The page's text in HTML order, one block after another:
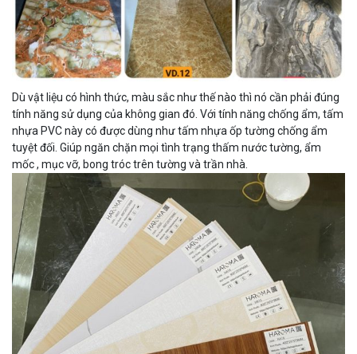
Dù vật liệu có hình thức, màu sắc như thế nào thì nó cần phải đúng
tính năng sử dụng của không gian đó. Với tính năng chống ẩm, tấm
nhựa PVC này có được dùng như tấm nhựa ốp tường chống ẩm
tuyệt đối. Giúp ngăn chặn mọi tình trạng thấm nước tường, ẩm
mốc , mục vỡ, bong tróc trên tường và trần nhà.